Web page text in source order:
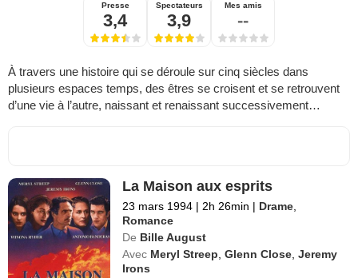
Presse
3,4
Spectateurs
3,9
Mes amis
--
À travers une histoire qui se déroule sur cinq siècles dans
plusieurs espaces temps, des êtres se croisent et se retrouvent
d’une vie à l’autre, naissant et renaissant successivement…
La Maison aux esprits
23 mars 1994 | 2h 26min | Drame,
Romance
De Bille August
Avec Meryl Streep,Glenn Close,Jeremy
Irons